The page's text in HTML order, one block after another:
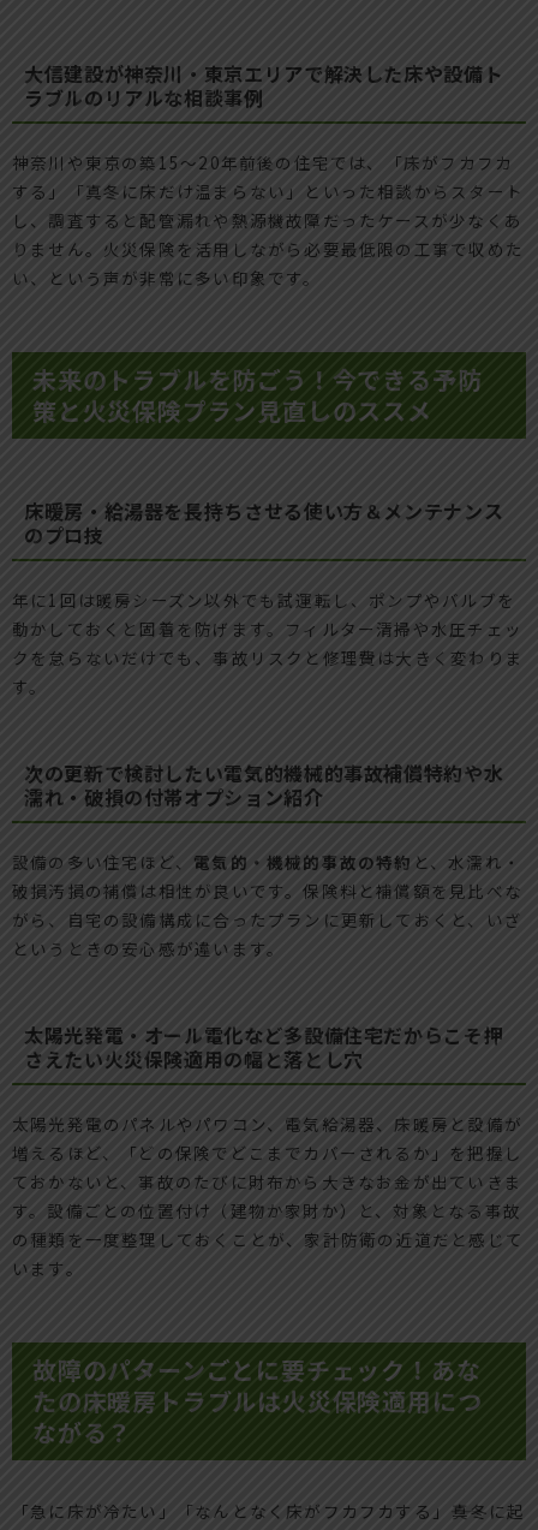
大信建設が神奈川・東京エリアで解決した床や設備ト
ラブルのリアルな相談事例
神奈川や東京の築15〜20年前後の住宅では、「床がフカフカ
する」「真冬に床だけ温まらない」といった相談からスタート
し、調査すると配管漏れや熱源機故障だったケースが少なくあ
りません。火災保険を活用しながら必要最低限の工事で収めた
い、という声が非常に多い印象です。
未来のトラブルを防ごう！今できる予防
策と火災保険プラン見直しのススメ
床暖房・給湯器を長持ちさせる使い方＆メンテナンス
のプロ技
年に1回は暖房シーズン以外でも試運転し、ポンプやバルブを
動かしておくと固着を防げます。フィルター清掃や水圧チェッ
クを怠らないだけでも、事故リスクと修理費は大きく変わりま
す。
次の更新で検討したい電気的機械的事故補償特約や水
濡れ・破損の付帯オプション紹介
設備の多い住宅ほど、 電気的・機械的事故の特約 と、水濡れ・
破損汚損の補償は相性が良いです。保険料と補償額を見比べな
がら、自宅の設備構成に合ったプランに更新しておくと、いざ
というときの安心感が違います。
太陽光発電・オール電化など多設備住宅だからこそ押
さえたい火災保険適用の幅と落とし穴
太陽光発電のパネルやパワコン、電気給湯器、床暖房と設備が
増えるほど、「どの保険でどこまでカバーされるか」を把握し
ておかないと、事故のたびに財布から大きなお金が出ていきま
す。設備ごとの位置付け（建物か家財か）と、対象となる事故
の種類を一度整理しておくことが、家計防衛の近道だと感じて
います。
故障のパターンごとに要チェック！あな
たの床暖房トラブルは火災保険適用につ
ながる？
「急に床が冷たい」「なんとなく床がフカフカする」――真冬に起